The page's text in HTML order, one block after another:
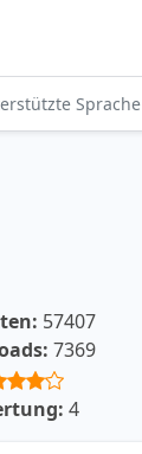
Sprache
57407
7369
4